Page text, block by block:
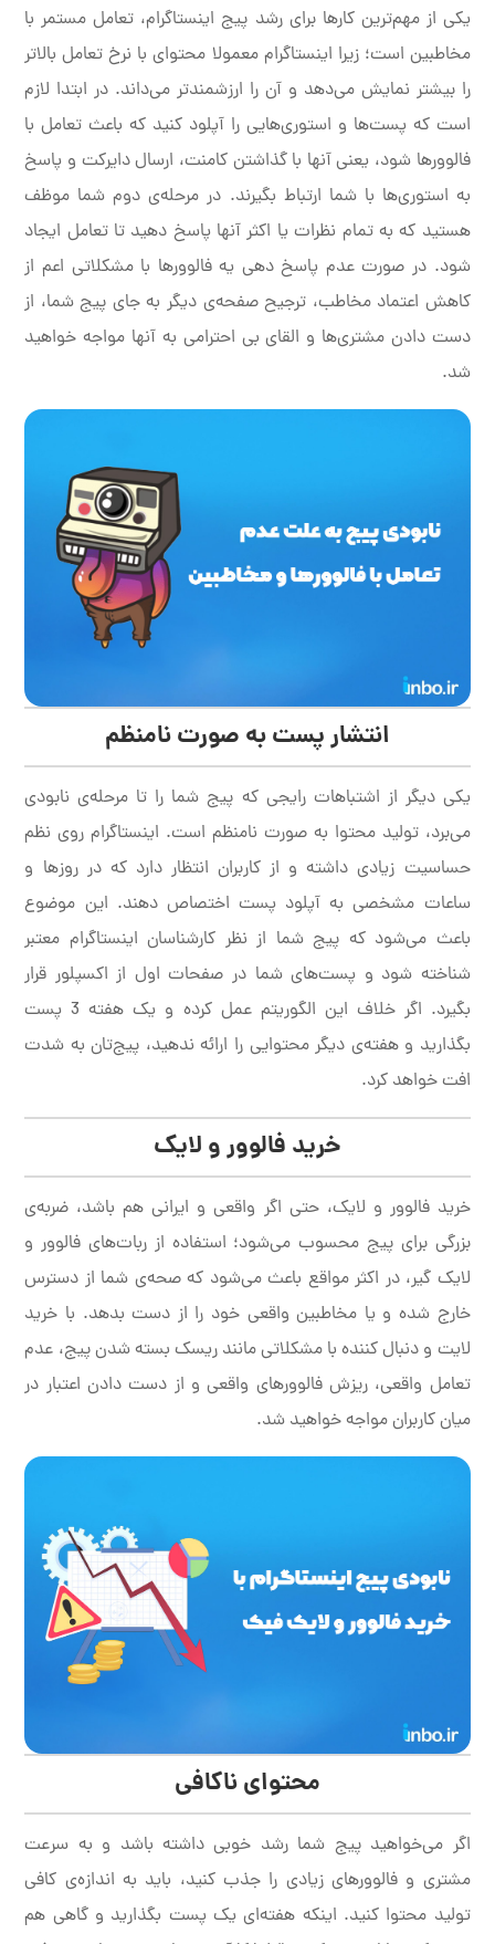
یکی از مهم‌ترین کارها برای رشد پیج اینستاگرام، تعامل مستمر با
مخاطبین است؛ زیرا اینستاگرام معمولا محتوای با نرخ تعامل بالاتر
را بیشتر نمایش می‌دهد و آن را ارزشمندتر می‌داند. در ابتدا لازم
است که پست‌ها و استوری‌هایی را آپلود کنید که باعث تعامل با
فالوورها شود، یعنی آنها با گذاشتن کامنت، ارسال دایرکت و پاسخ
به استوری‌ها با شما ارتباط بگیرند. در مرحله‌ی دوم شما موظف
هستید که به تمام نظرات یا اکثر آنها پاسخ دهید تا تعامل ایجاد
شود. در صورت عدم پاسخ دهی یه فالوورها با مشکلاتی اعم از
کاهش اعتماد مخاطب، ترجیح صفحه‌ی دیگر به جای پیج شما، از
دست دادن مشتری‌ها و القای بی احترامی به آنها مواجه خواهید
شد.
انتشار پست به صورت نامنظم
یکی دیگر از اشتباهات رایجی که پیج شما را تا مرحله‌ی نابودی
می‌برد، تولید محتوا به صورت نامنظم است. اینستاگرام روی نظم
حساسیت زیادی داشته و از کاربران انتظار دارد که در روزها و
ساعات مشخصی به آپلود پست اختصاص دهند. این موضوع
باعث می‌شود که پیج شما از نظر کارشناسان اینستاگرام معتبر
شناخته شود و پست‌های شما در صفحات اول از اکسپلور قرار
بگیرد. اگر خلاف این الگوریتم عمل کرده و یک هفته 3 پست
بگذارید و هفته‌ی دیگر محتوایی را ارائه ندهید، پیج‌تان به شدت
افت خواهد کرد.
خرید فالوور و لایک
خرید فالوور و لایک، حتی اگر واقعی و ایرانی هم باشد، ضربه‌ی
بزرگی برای پیج محسوب می‌شود؛ استفاده از ربات‌های فالوور و
لایک گیر، در اکثر مواقع باعث می‌شود که صحه‌ی شما از دسترس
خارج شده و یا مخاطبین واقعی خود را از دست بدهد. با خرید
لایت و دنبال کننده با مشکلاتی مانند ریسک بسته شدن پیج، عدم
تعامل واقعی، ریزش فالوورهای واقعی و از دست دادن اعتبار در
میان کاربران مواجه خواهید شد.
محتوای ناکافی
اگر می‌خواهید پیج شما رشد خوبی داشته باشد و به سرعت
مشتری و فالوورهای زیادی را جذب کنید، باید به اندازه‌ی کافی
تولید محتوا کنید. اینکه هفته‌ای یک پست بگذارید و گاهی هم